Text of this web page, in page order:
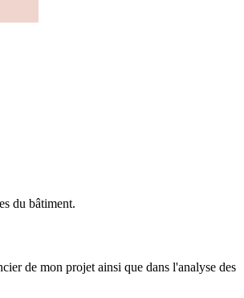
du bâtiment.
de mon projet ainsi que dans l'analyse des